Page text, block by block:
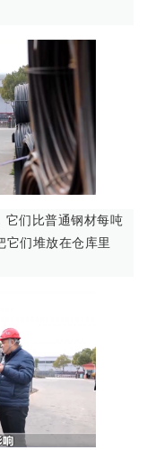
它们比普通钢材每吨
它们堆放在仓库里